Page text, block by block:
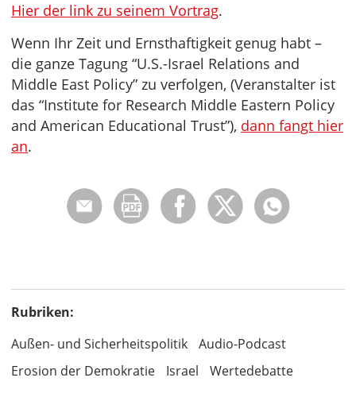
Hier der link zu seinem Vortrag.
Wenn Ihr Zeit und Ernsthaftigkeit genug habt –
die ganze Tagung “U.S.-Israel Relations and
Middle East Policy” zu verfolgen, (Veranstalter ist
das “Institute for Research Middle Eastern Policy
and American Educational Trust”), dann fangt hier
an.
Rubriken:
Außen- und Sicherheitspolitik
Audio-Podcast
Erosion der Demokratie
Israel Wertedebatte